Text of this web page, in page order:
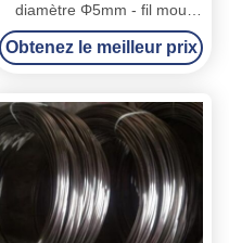
diamètre Φ5mm - fil mou
d'acier inoxydable de
Φ38mm
Obtenez le meilleur prix